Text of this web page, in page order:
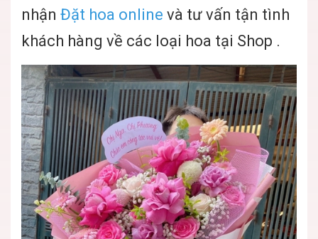
nhận Đặt hoa online và tư vấn tận tình
khách hàng về các loại hoa tại Shop .